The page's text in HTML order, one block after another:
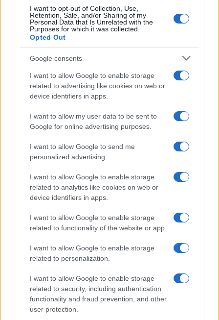
I want to opt-out of Collection, Use,
Retention, Sale, and/or Sharing of my
Personal Data that Is Unrelated with the
Purposes for which it was collected.
Opted Out
Google consents
I want to allow Google to enable storage
related to advertising like cookies on web or
device identifiers in apps.
I want to allow my user data to be sent to
Google for online advertising purposes.
I want to allow Google to send me
personalized advertising.
I want to allow Google to enable storage
related to analytics like cookies on web or
device identifiers in apps.
I want to allow Google to enable storage
related to functionality of the website or app.
I want to allow Google to enable storage
related to personalization.
I want to allow Google to enable storage
related to security, including authentication
functionality and fraud prevention, and other
user protection.
critico. Dettaglio unico: una stagione
allenatore under15 al Chieri e ciclista urbano.
Continua a leggere
ALTRI SPORT